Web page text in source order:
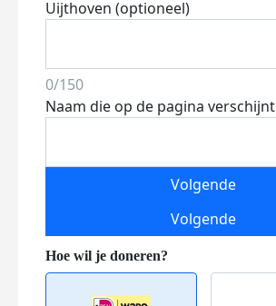
Uijthoven (optioneel)
0/150
Naam die op de pagina verschijnt
Volgende
Volgende